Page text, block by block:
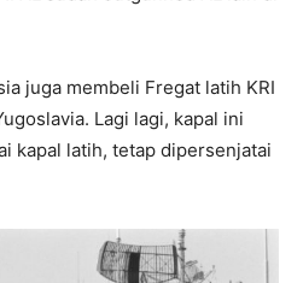
juga membeli Fregat latih KRI
Lagi lagi, kapal ini
kapal latih, tetap dipersenjatai